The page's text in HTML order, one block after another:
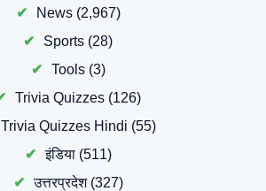
News(2,967)
Sports (28)
Tools(3)
Trivia Quizzes (126)
Trivia Quizzes Hindi (55)
इंडिया(511)
उत्तरप्रदेश(327)